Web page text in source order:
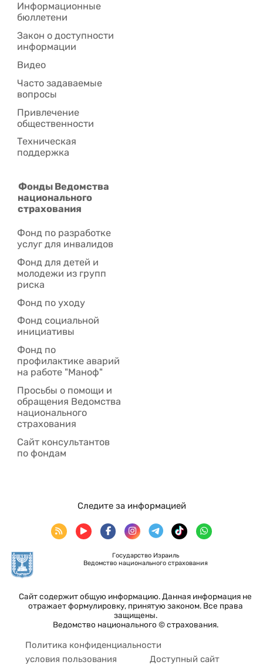
Информационные
бюллетени
Закон о доступности
информации
Видео
Часто задаваемые
вопросы
Привлечение
общественности
Техническая
поддержка
Фонды Ведомства
национального
страхования
Фонд по разработке
услуг для инвалидов
Фонд для детей и
молодежи из групп
риска
Фонд по уходу
Фонд социальной
инициативы
Фонд по
профилактике аварий
на работе "Маноф"
Просьбы о помощи и
обращения Ведомства
национального
страхования
Сайт консультантов
по фондам
Государство Израиль
Ведомство национального страхования
Сайт содержит общую информацию. Данная информация не
отражает формулировку, принятую законом. Все права
защищены.
Ведомство национального © страхования.
Следите за информацией
Политика конфиденциальности
условия пользования
Доступный сайт